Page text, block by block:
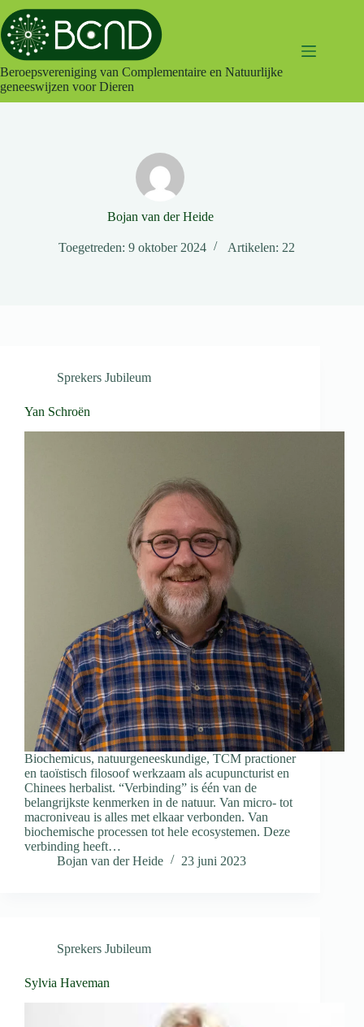
naar
de
inhoud
Beroepsvereniging van Complementaire en Natuurlijke
geneeswijzen voor Dieren
Bojan van der Heide
Toegetreden: 9 oktober 2024 Artikelen: 22
Sprekers Jubileum
Yan Schroën
Biochemicus, natuurgeneeskundige, TCM practioner
en taoïstisch filosoof werkzaam als acupuncturist en
Chinees herbalist. “Verbinding” is één van de
belangrijkste kenmerken in de natuur. Van micro- tot
macroniveau is alles met elkaar verbonden. Van
biochemische processen tot hele ecosystemen. Deze
verbinding heeft…
Bojan van der Heide
23 juni 2023
Sprekers Jubileum
Sylvia Haveman